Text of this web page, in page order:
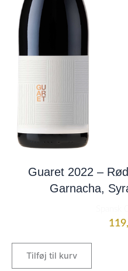
Guaret 2022 –
Garnacha,
Tilføj til kurv